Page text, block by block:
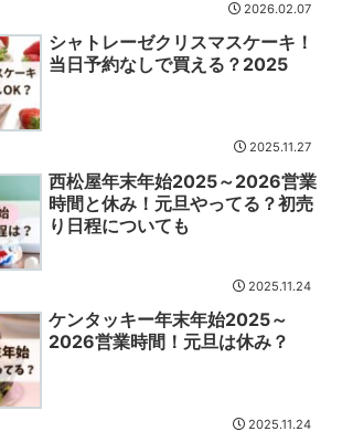
2026.02.07
シャトレーゼクリスマスケーキ！
当日予約なしで買える？2025
2025.11.27
西松屋年末年始2025～2026営業
時間と休み！元旦やってる？初売
り日程についても
2025.11.24
ケンタッキー年末年始2025～
2026営業時間！元旦は休み？
2025.11.24